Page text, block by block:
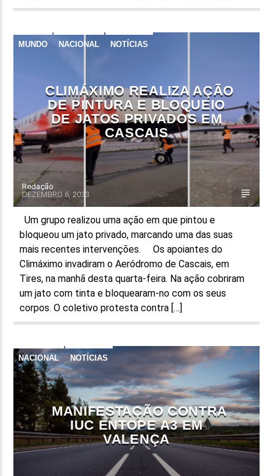
MUNDO NACIONAL NOTÍCIAS
CLIMÁXIMO REALIZA AÇÃO
DE PINTURA E BLOQUEIO
DE JATOS PRIVADOS EM
CASCAIS
Redação
DEZEMBRO 6, 2023
Um grupo realizou uma ação em que pintou e
bloqueou um jato privado, marcando uma das suas
mais recentes intervenções. Os apoiantes do
Climáximo invadiram o Aeródromo de Cascais, em
Tires, na manhã desta quarta-feira. Na ação cobriram
um jato com tinta e bloquearam-no com os seus
corpos. O coletivo protesta contra […]
NACIONAL NOTÍCIAS
MANIFESTAÇÃO CONTRA
IUC ENTOPE A3 EM
VALENÇA